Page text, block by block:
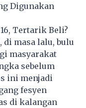
Digunakan
Tertarik Beli?
di masa lalu, bulu
masyarakat
sebelum
ini menjadi
fesyen
di kalangan